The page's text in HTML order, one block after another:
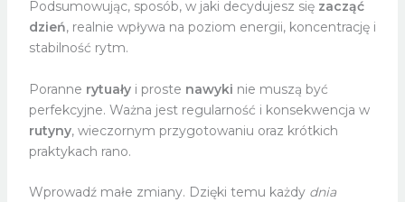
Podsumowując, sposób, w jaki decydujesz się zacząć
dzień, realnie wpływa na poziom energii, koncentrację i
stabilność rytm.
Poranne rytuałyi proste nawyki nie muszą być
perfekcyjne. Ważna jest regularność i konsekwencja w
rutyny, wieczornym przygotowaniu oraz krótkich
praktykach rano.
Wprowadź małe zmiany. Dzięki temu każdy dnia